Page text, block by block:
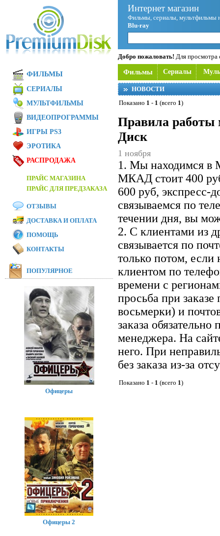
Интернет магазин
Фильмы, сериалы, мультфильмы
Blu-ray
Добро пожаловать! Для просмотра
Фильмы Сериалы
НОВОСТИ
Показано 1 - 1 (всего 1)
Правила работы
Диск
1 ноября
1. Мы находимся в
МКАД стоит 400
600 руб, экспресс-
связываемся по
течении дня, вы
2. С клиентами из
связывается по
только потом, если
клиентом по
времени с
просьба при
восьмерки) и
заказа
менеджера. На
него. При
без заказа из-за
Показано 1 - 1 (всего 1)
ФИЛЬМЫ
СЕРИАЛЫ
МУЛЬТФИЛЬМЫ
ВИДЕОПРОГРАММЫ
ИГРЫ PS3
ЭРОТИКА
РАСПРОДАЖА
ПРАЙС МАГАЗИНА
ПРАЙС ДЛЯ ПРЕДЗАКАЗА
ОТЗЫВЫ
ДОСТАВКА И ОПЛАТА
ПОМОЩЬ
КОНТАКТЫ
ПОПУЛЯРНОЕ
Офицеры
Офицеры 2